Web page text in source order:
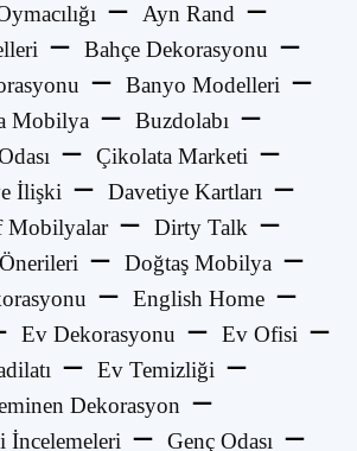
Ayn Rand
Bahçe Dekorasyonu
Banyo Modelleri
Mobilya
Buzdolabı
Çikolata Marketi
İlişki
Davetiye Kartları
Mobilyalar
Dirty Talk
Doğtaş Mobilya
English Home
Ev Dekorasyonu
Ev Ofisi
Ev Temizliği
Dekorasyon
Genç Odası